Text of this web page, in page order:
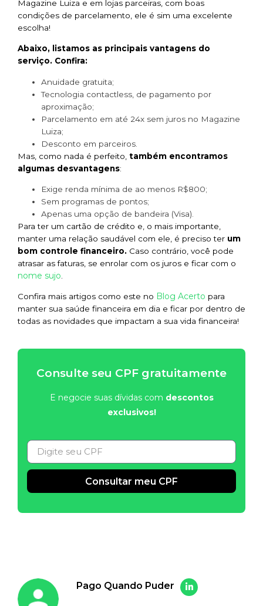
Magazine Luiza e em lojas parceiras, com boas
condições de parcelamento, ele é sim uma excelente
escolha!
Abaixo, listamos as principais vantagens do
serviço. Confira:
Anuidade gratuita;
Tecnologia contactless, de pagamento por
aproximação;
Parcelamento em até 24x sem juros no Magazine
Luiza;
Desconto em parceiros.
Mas, como nada é perfeito, também encontramos
algumas desvantagens:
Exige renda mínima de ao menos R$800;
Sem programas de pontos;
Apenas uma opção de bandeira (Visa).
Para ter um cartão de crédito e, o mais importante,
manter uma relação saudável com ele, é preciso ter um
bom controle financeiro. Caso contrário, você pode
atrasar as faturas, se enrolar com os juros e ficar com o
nome sujo
Confira mais artigos como este no Blog Acerto para
manter sua saúde financeira em dia e ficar por dentro de
todas as novidades que impactam a sua vida financeira!
Consulte seu CPF gratuitamente
E negocie suas dívidas com descontos
exclusivos!
Consultar meu CPF
Pago Quando Puder